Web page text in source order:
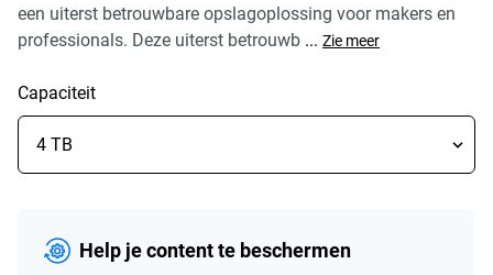
een uiterst betrouwbare opslagoplossing voor makers en
professionals. Deze uiterst betrouwb ... Zie meer
Capaciteit
Help je content te beschermen